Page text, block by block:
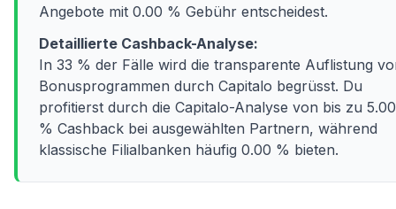
Angebote mit 0.00 % Gebühr entscheidest.
Detaillierte Cashback-Analyse:
In 33 % der Fälle wird die transparente Auflistung
Bonusprogrammen durch Capitalo begrüsst. Du
profitierst durch die Capitalo-Analyse von bis zu 5.00
% Cashback bei ausgewählten Partnern, während
klassische Filialbanken häufig 0.00 % bieten.